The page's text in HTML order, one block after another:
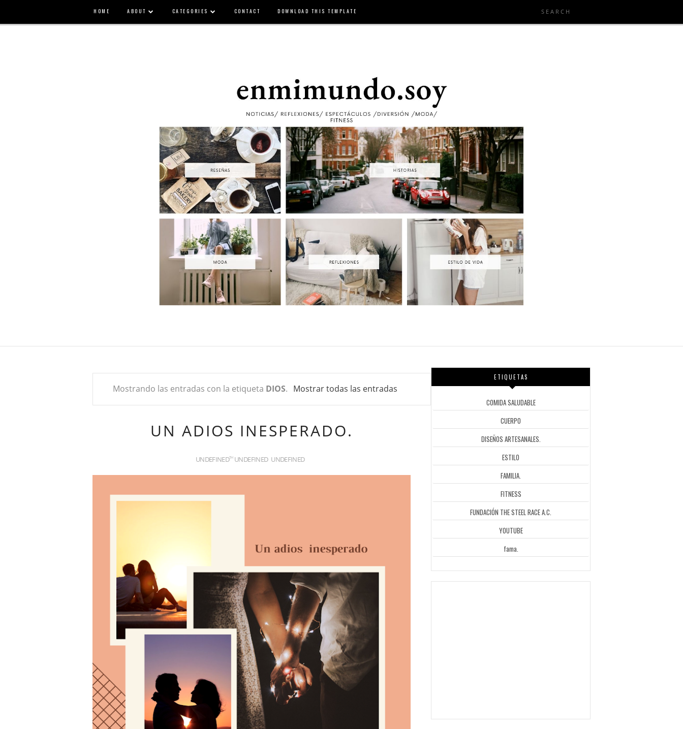
HOME ABOUT CATEGORIES CONTACT DOWNLOAD THIS TEMPLATE
Mostrando las entradas con la etiqueta DIOS. Mostrar todas las entradas
UN ADIOS INESPERADO.
UNDEFINEDTH UNDEFINED UNDEFINED
ETIQUETAS
COMIDA SALUDABLE
CUERPO
DISEÑOS ARTESANALES.
ESTILO
FAMILIA.
FITNESS
FUNDACIÓN THE STEEL RACE A.C.
YOUTUBE
fama.